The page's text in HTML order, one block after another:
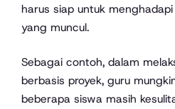
harus siap untuk
yang muncul.
Sebagai contoh, dalam
berbasis proyek, guru
beberapa siswa masih